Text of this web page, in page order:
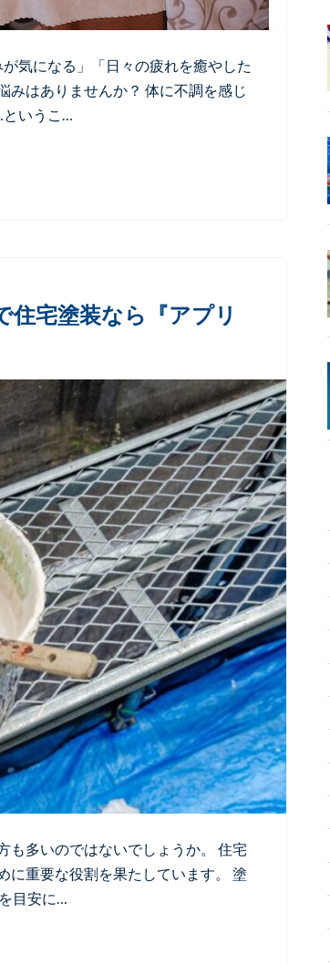
気になる」「日々の疲れを癒やした
みはありませんか？ 体に不調を感じ
というこ…
住宅塗装なら『アプリ
も多いのではないでしょうか。 住宅
に重要な役割を果たしています。 塗
目安に…